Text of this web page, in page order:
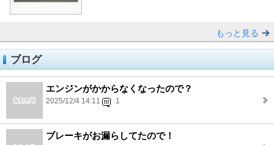
もっと見る
ブログ
エンジンがかからなくなったので？
2025/12/4 14:11 1
ブレーキがお漏らしてたので！